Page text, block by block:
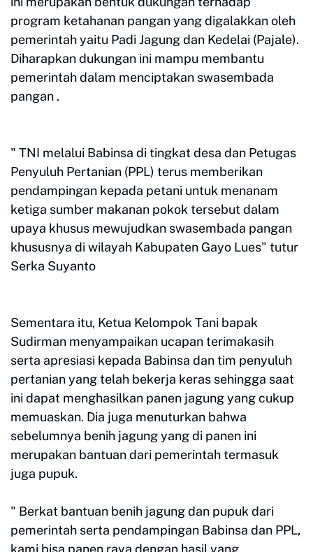
program ketahanan pangan yang digalakkan oleh
pemerintah yaitu Padi Jagung dan Kedelai (Pajale).
Diharapkan dukungan ini mampu membantu
pemerintah dalam menciptakan swasembada
pangan .
" TNI melalui Babinsa di tingkat desa dan Petugas
Penyuluh Pertanian (PPL) terus memberikan
pendampingan kepada petani untuk menanam
ketiga sumber makanan pokok tersebut dalam
upaya khusus mewujudkan swasembada pangan
khususnya di wilayah Kabupaten Gayo Lues" tutur
Serka Suyanto
Sementara itu, Ketua Kelompok Tani bapak
Sudirman menyampaikan ucapan terimakasih
serta apresiasi kepada Babinsa dan tim penyuluh
pertanian yang telah bekerja keras sehingga saat
ini dapat menghasilkan panen jagung yang cukup
memuaskan. Dia juga menuturkan bahwa
sebelumnya benih jagung yang di panen ini
merupakan bantuan dari pemerintah termasuk
juga pupuk.
" Berkat bantuan benih jagung dan pupuk dari
pemerintah serta pendampingan Babinsa dan PPL,
kami bisa panen raya dengan hasil yang